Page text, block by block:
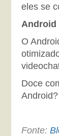
eles se
Android
O
Doce
Fonte: